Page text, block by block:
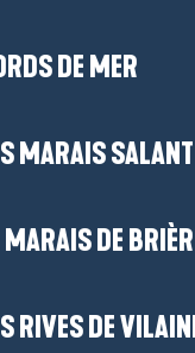
DE MER
MARAIS
MARAIS DE
RIVES DE
Belles